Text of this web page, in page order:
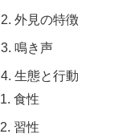
2. 外見の特徴
3. 鳴き声
4. 生態と行動
食性
習性